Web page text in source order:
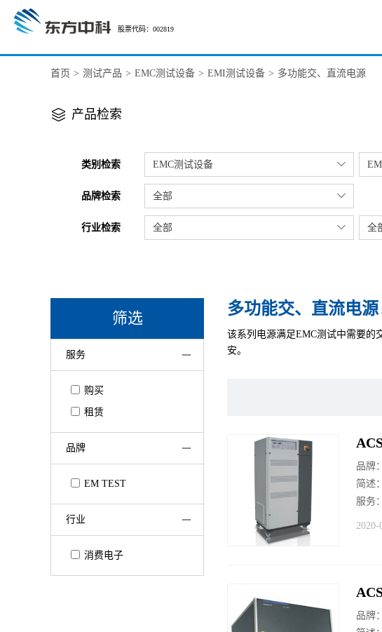
股票代码：002819
首页 > 测试产品 > EMC测试设备 > EMI测试设备 > 多功能交、直流电源
产品检索
类别检索 EMC测试设备
品牌检索 全部
行业检索 全部 全
筛选
服务
购买
租赁
品牌
EM TEST
行业
消费电子
多功能交、直流电源
该系列电源满足EMC测试中需要的
安。
品牌：
简述：
服务：
2020-
品牌：